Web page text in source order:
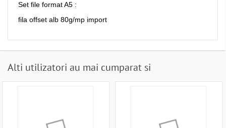
Set file format A5 :
fila offset alb 80g/mp import
Alti utilizatori au mai cumparat si